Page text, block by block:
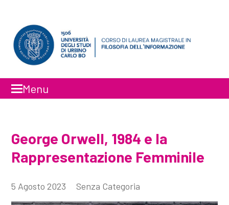
Menu
George Orwell, 1984 e la
Rappresentazione Femminile
5 Agosto 2023 Senza Categoria